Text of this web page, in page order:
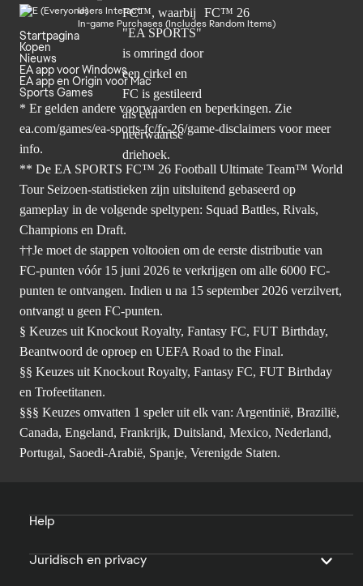
Users Interact
In-game Purchases (Includes Random Items)
Startpagina
Kopen
Nieuws
EA app voor Windows
EA app en Origin voor Mac
Sports Games
* Er gelden andere voorwaarden en beperkingen. Zie
ea.com/games/ea-sports-fc/fc-26/game-disclaimers voor meer
info.
** De EA SPORTS FC™ 26 Football Ultimate Team™ World
Tour Seizoen-statistieken zijn uitsluitend gebaseerd op
gameplay in de volgende speltypen: Squad Battles, Rivals,
Champions en Draft.
††Je moet de stappen voltooien om de eerste distributie van
FC-punten vóór 15 juni 2026 te verkrijgen om alle 6000 FC-
punten te ontvangen. Indien u na 15 september 2026 verzilvert,
ontvangt u geen FC-punten.
§ Keuzes uit Knockout Royalty, Fantasy FC, FUT Birthday,
Beantwoord de oproep en UEFA Road to the Final.
§§ Keuzes uit Knockout Royalty, Fantasy FC, FUT Birthday
en Trofeetitanen.
§§§ Keuzes omvatten 1 speler uit elk van: Argentinië, Brazilië,
Canada, Engeland, Frankrijk, Duitsland, Mexico, Nederland,
Portugal, Saoedi-Arabië, Spanje, Verenigde Staten.
Help
Juridisch en privacy